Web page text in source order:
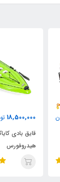
38,000,000
قایق بادی
سه نفره